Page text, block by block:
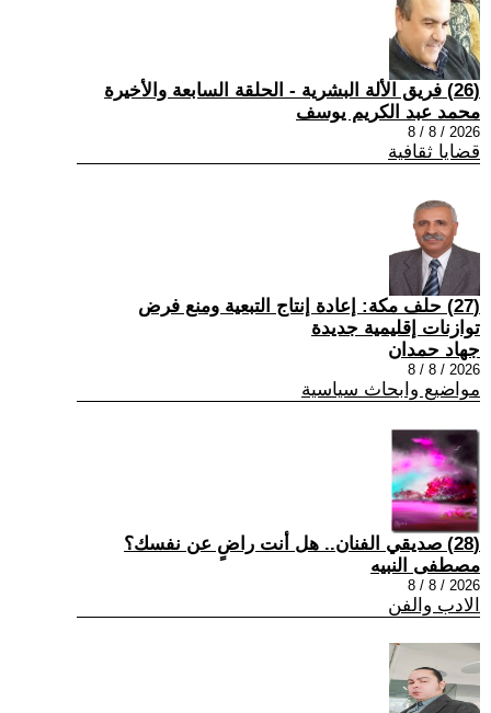
(26) فريق الألة البشرية - الحلقة السابعة والأخيرة
محمد عبد الكريم يوسف
2026 / 8 / 8
قضايا ثقافية
(27) حلف مكة: إعادة إنتاج التبعية ومنع فرض
توازنات إقليمية جديدة
جهاد حمدان
2026 / 8 / 8
مواضيع وابحاث سياسية
(28) صديقي الفنان.. هل أنت راضٍ عن نفسك؟
مصطفى النبيه
2026 / 8 / 8
الادب والفن